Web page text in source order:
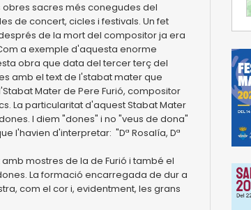
obres sacres més conegudes del
de concert, cicles i festivals. Un fet
de la mort del compositor ja era
a exemple d'aquesta enorme
obra que data del tercer terç del
amb el text de l'stabat mater que
Mater de Pere Furió, compositor
La particularitat d'aquest Stabat Mater
I diem "dones" i no "veus de dona"
l'havien d'interpretar: "Dª Rosalía, Dª
mostres de la de Furió i també el
La formació encarregada de dur a
com el cor i, evidentment, les grans